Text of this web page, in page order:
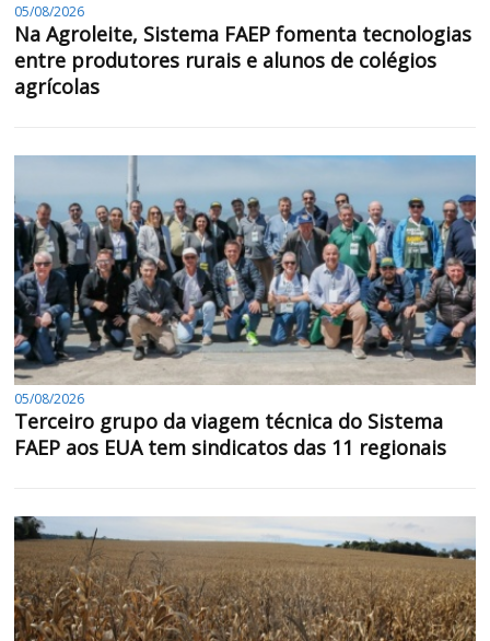
05/08/2026
Na Agroleite, Sistema FAEP fomenta tecnologias
entre produtores rurais e alunos de colégios
agrícolas
05/08/2026
Terceiro grupo da viagem técnica do Sistema
FAEP aos EUA tem sindicatos das 11 regionais